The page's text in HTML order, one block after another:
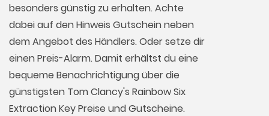
besonders günstig zu erhalten. Achte
dabei auf den Hinweis Gutschein neben
dem Angebot des Händlers. Oder setze dir
einen Preis-Alarm. Damit erhältst du eine
bequeme Benachrichtigung über die
günstigsten Tom Clancy's Rainbow Six
Extraction Key Preise und Gutscheine.